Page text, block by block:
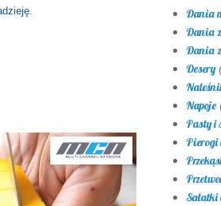
Dania
Dania
Dania
Desery
Napoje
Pasty i